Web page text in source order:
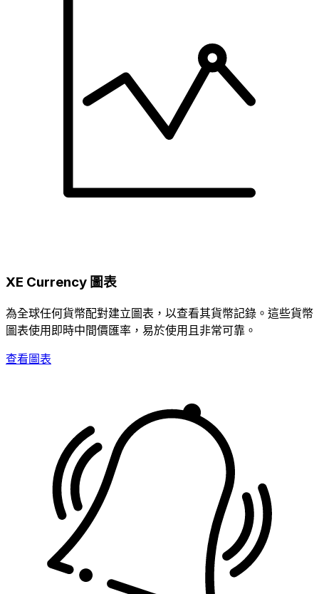
XE Currency 圖表
為全球任何貨幣配對建立圖表，以查看其貨幣記錄。這些貨幣
圖表使用即時中間價匯率，易於使用且非常可靠。
查看圖表